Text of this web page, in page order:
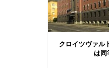
クロイツヴァ
は同